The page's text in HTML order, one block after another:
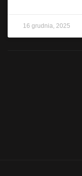
16 grudnia, 2025